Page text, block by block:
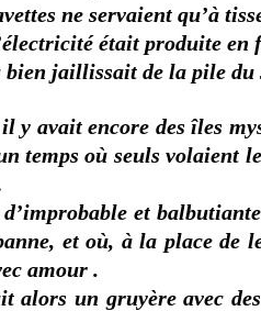
ne servaient qu’à
était produite en
jaillissait de la pile du
y avait encore des îles
temps où seuls volaient
et
et où, à la place de
amour.
alors un gruyère avec